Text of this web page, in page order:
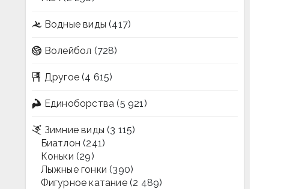
Водные виды (417)
Волейбол (728)
Другое (4 615)
Единоборства (5 921)
Зимние виды (3 115)
Биатлон (241)
Коньки (29)
Лыжные гонки (390)
Фигурное катание(2 489)